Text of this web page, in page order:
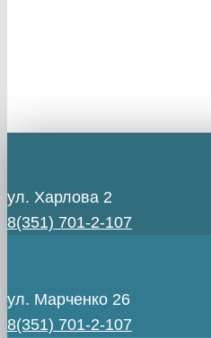
ул. Харлова 2
8(351) 701-2-107
ул. Марченко 26
8(351) 701-2-107